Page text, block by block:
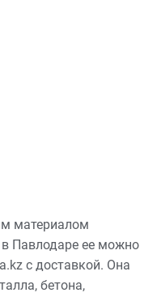
материалом
Павлодаре ее можно
с доставкой. Она
бетона,